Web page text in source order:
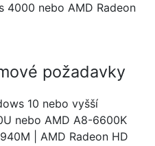
4000 nebo AMD Radeon
požadavky
10 nebo vyšší
nebo AMD A8-6600K
| AMD Radeon HD